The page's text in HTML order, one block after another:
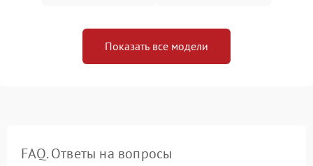
Показать все модели
FAQ. Ответы на вопросы